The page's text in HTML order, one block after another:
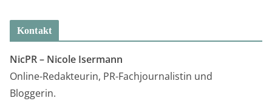
Kontakt
NicPR – Nicole Isermann
Online-Redakteurin, PR-Fachjournalistin und
Bloggerin.